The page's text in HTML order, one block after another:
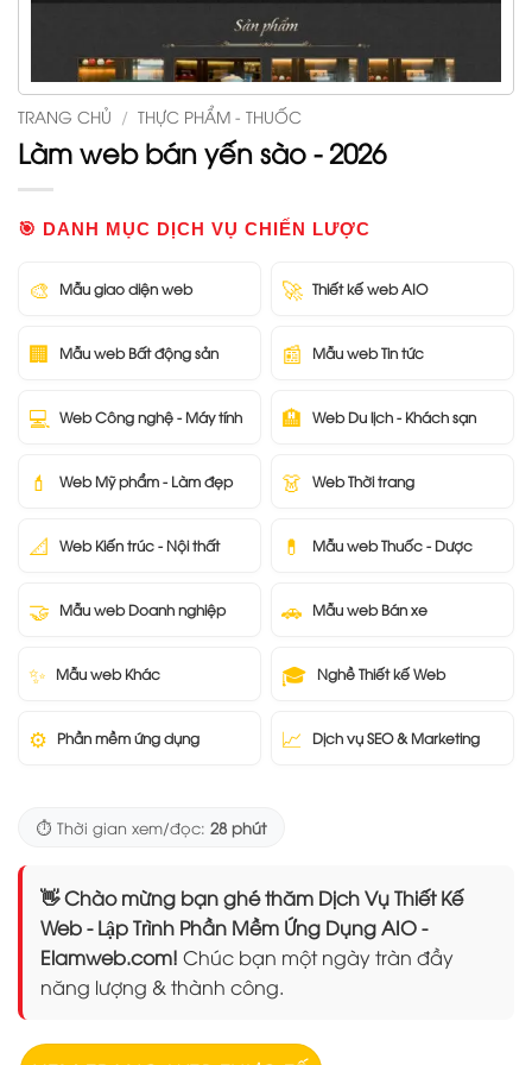
TRANG CHỦ / THỰC PHẨM - THUỐC
Làm web bán yến sào - 2026
🎯 DANH MỤC DỊCH VỤ CHIẾN LƯỢC
🎨 Mẫu giao diện web 🚀 Thiết kế web AIO
🏢 Mẫu web Bất động sản 📰 Mẫu web Tin tức
💻 Web Công nghệ - Máy tính 🏨 Web Du lịch - Khách sạn
💄 Web Mỹ phẩm - Làm đẹp 👗 Web Thời trang
📐 Web Kiến trúc - Nội thất 💊 Mẫu web Thuốc - Dược
🤝 Mẫu web Doanh nghiệp 🚗 Mẫu web Bán xe
✨ Mẫu web Khác 🎓 Nghề Thiết kế Web
⚙️ Phần mềm ứng dụng 📈 Dịch vụ SEO & Marketing
⏱️ Thời gian xem/đọc: 28 phút
👋 Chào mừng bạn ghé thăm Dịch Vụ Thiết Kế
Web - Lập Trình Phần Mềm Ứng Dụng AIO -
Elamweb.com! Chúc bạn một ngày tràn đầy
năng lượng & thành công.